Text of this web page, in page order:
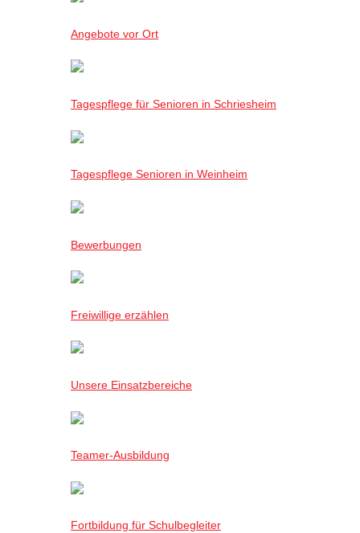
Angebote vor Ort
Tagespflege für Senioren in Schriesheim
Tagespflege Senioren in Weinheim
Bewerbungen
Freiwillige erzählen
Unsere Einsatzbereiche
Teamer-Ausbildung
Fortbildung für Schulbegleiter